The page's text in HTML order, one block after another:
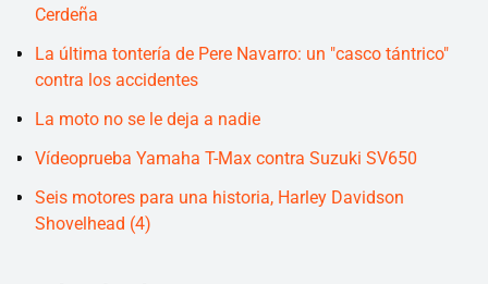
Cerdeña
La última tontería de Pere Navarro: un "casco tántrico"
contra los accidentes
La moto no se le deja a nadie
Vídeoprueba Yamaha T-Max contra Suzuki SV650
Seis motores para una historia, Harley Davidson
Shovelhead (4)